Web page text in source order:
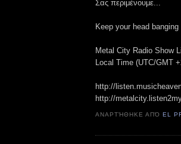
Σας περιμένουμε...
Keep your head banging
Metal City Radio Show
Local Time (UTC/GMT
http://
http://
ΑΝΑΡΤΉΘΗΚΕ ΑΠΌEL